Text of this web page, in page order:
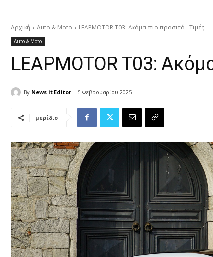
Αρχική Auto & Moto LEAPMOTOR T03: Ακόμα πιο προσιτό - Τιμές
Auto & Moto
LEAPMOTOR T03:
By News it Editor 5 Φεβρουαρίου 2025
μερίδιο